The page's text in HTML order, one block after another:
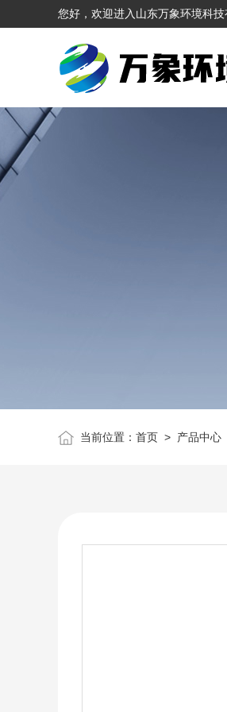
您好，欢迎进入山东万象环境科技
当前位置： 首页> 产品中心